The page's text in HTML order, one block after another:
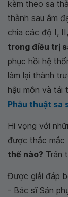
kèm theo sa
thành sau âm
chia các độ I,
trong điều trị
phục hồi hệ
làm lại thành
hậu môn và tái
Phẫu thuật sa
Hi vọng với
được thắc mắc
thế nào? Trân
Được giải đáp
- Bác sĩ Sản